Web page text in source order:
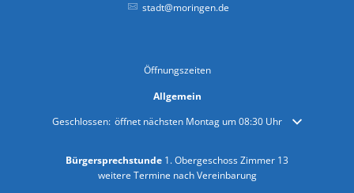
stadt@moringen.de
Öffnungszeiten
Allgemein
Klicken, um weitere Öffnungs- oder Schließzeiten auszublenden
Geschlossen: öffnet nächsten Montag um 08:30 Uhr
Bürgersprechstunde 1. Obergeschoss Zimmer 13
weitere Termine nach Vereinbarung